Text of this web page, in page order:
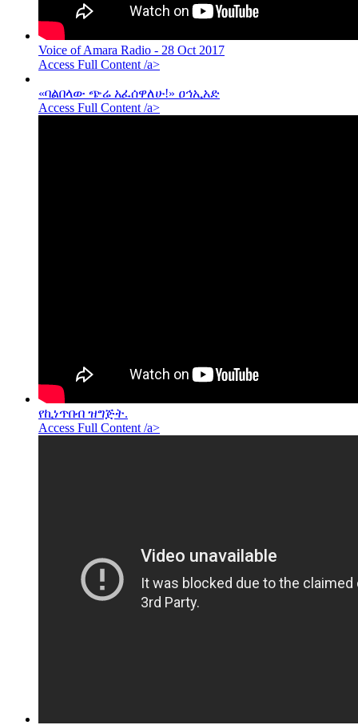
Voice of Amara Radio - 28 Oct 2017
Access Full Content /a>
«ባልበላው ጭሬ አፈሰዋለሁ!» ዐኅኢአድ
Access Full Content /a>
የኪነጥበብ ዝግጅት.
Access Full Content /a>